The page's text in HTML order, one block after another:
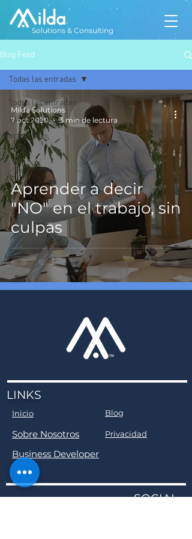
Solutions & Consulting
Blog Feed
Todas las entradas
EMPRESAS
PERSONAS
Todas las entradas
Aprender a decir
"NO" en el trabajo, sin
culpas
Milda Solutions
7 oct 2020
3 min de lectura
LINKS
Inicio Blog
Sobre Nosotros Privacidad
Business Developer
SOCIAL